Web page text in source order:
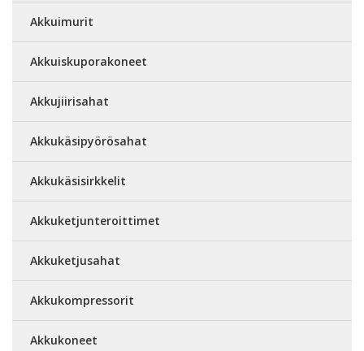
Akkuimurit
Akkuiskuporakoneet
Akkujiirisahat
Akkukäsipyörösahat
Akkukäsisirkkelit
Akkuketjunteroittimet
Akkuketjusahat
Akkukompressorit
Akkukoneet